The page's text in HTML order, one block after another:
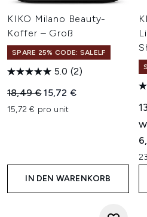
KIKO Milano Beauty-
Koffer – Groß
SPARE 25% CODE: SALELF
5.0 (2)
Unverbindliche
18,49 €Aktueller Preis:
15,72 €
15,72 € pro unit
IN DEN WARENKORB